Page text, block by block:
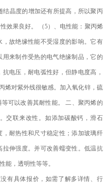
晶度的增加还有所提高，所以聚丙
效果良好。 （5）、电性能：聚丙烯
故绝缘性能不受湿度的影响。它有
来制作受热的电气绝缘制品，它的
电压，耐电弧性好，但静电度高，
烯对紫外线很敏感。加入氧化锌，硫
等可以改善其耐性能。二、聚丙烯的
交联来改性。如添加碳酸钙，滑石
耐热性和尺寸稳定性；添加玻璃纤
伸强度。并可改善蠕变性。低温抗
能，透明性等等。
有具体报价，如需了解多详情、行